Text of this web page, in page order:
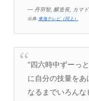
— 丹羽智, 醸造長, カマ
出典: 東海テレビ（同上）
“四六時中ずーっ
に自分の技量をあ
なるまでいろん